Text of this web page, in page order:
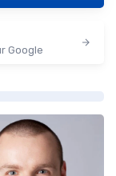
Google